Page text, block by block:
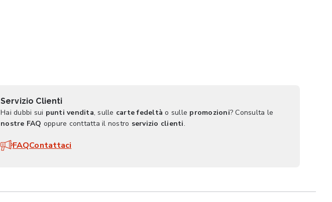
Servizio Clienti
Hai dubbi sui punti vendita, sulle carte fedeltà o sulle promozioni? Consulta le
nostre FAQ oppure conttatta il nostro servizio clienti.
FAQContattaci